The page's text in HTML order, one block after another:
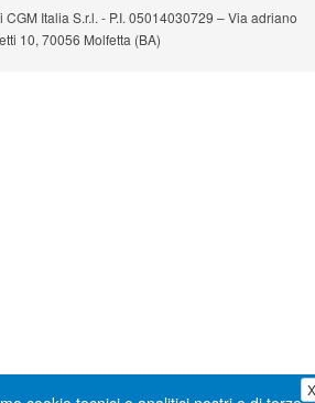
X
Italia S.r.l. - P.I. 05014030729 – Via adriano
10, 70056 Molfetta (BA)